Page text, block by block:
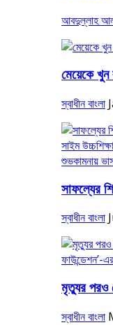
আবদুল্লাহ
মেয়েকে খুন
স্বাধীন বাংলা
সাফল্যের
স্বাধীন বাংলা
মৃত্যুর পরও
স্বাধীন বাংলা